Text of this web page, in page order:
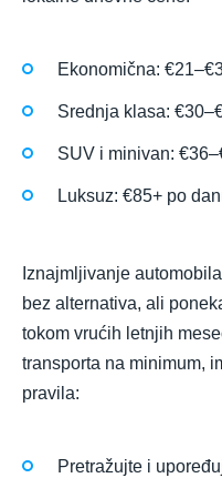
Ekonomična:
Srednja klasa:
SUV i minivan:
Luksuz: €85+ po
Iznajmljivanje
bez alternativa, ali
tokom vrućih letnjih
transporta na minimum,
pravila:
Pretražujte i